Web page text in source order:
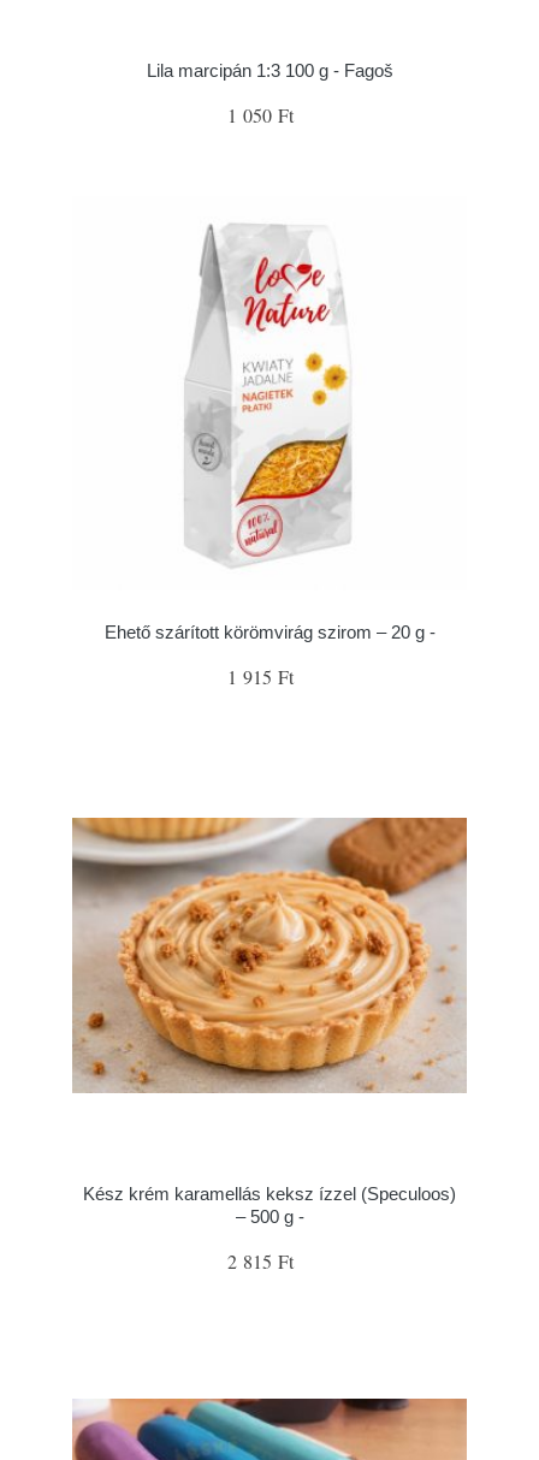
Lila marcipán 1:3 100 g - Fagoš
1 050 Ft
Ehető szárított körömvirág szirom – 20 g -
1 915 Ft
Kész krém karamellás keksz ízzel (Speculoos)
– 500 g -
2 815 Ft